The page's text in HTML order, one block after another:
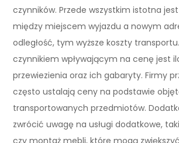
czynników. Przede wszystkim istotna
między miejscem wyjazdu a nowym
odległość, tym wyższe koszty
czynnikiem wpływającym na cenę jest
przewiezienia oraz ich gabaryty. Firmy
często ustalają ceny na podstawie
transportowanych przedmiotów.
zwrócić uwagę na usługi dodatkowe,
czy montaż mebli, które mogą